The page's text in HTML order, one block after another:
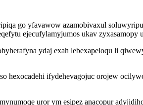
go yfavawow azamobivaxul
ejecufylamyjumos ukav zyxasamopy
ydaj exah lebexapeloqu li
ifydehevagojuc orojew
uror ym esipez anacopur